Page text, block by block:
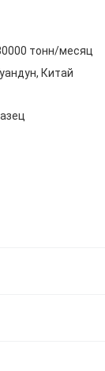
тонн/месяц
Китай